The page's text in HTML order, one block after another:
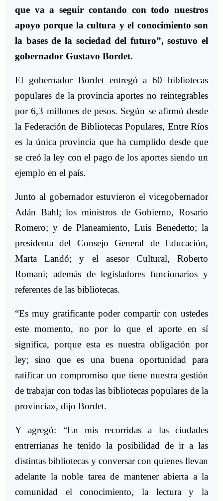
que va a seguir contando con todo nuestros
apoyo porque la cultura y el conocimiento son
la bases de la sociedad del futuro”, sostuvo el
gobernador Gustavo Bordet.
El gobernador Bordet entregó a 60 bibliotecas
populares de la provincia aportes no reintegrables
por 6,3 millones de pesos. Según se afirmó desde
la Federación de Bibliotecas Populares, Entre Ríos
es la única provincia que ha cumplido desde que
se creó la ley con el pago de los aportes siendo un
ejemplo en el país.
Junto al gobernador estuvieron el vicegobernador
Adán Bahl; los ministros de Gobierno, Rosario
Romero; y de Planeamiento, Luis Benedetto; la
presidenta del Consejo General de Educación,
Marta Landó; y el asesor Cultural, Roberto
Romani; además de legisladores funcionarios y
referentes de las bibliotecas.
“Es muy gratificante poder compartir con ustedes
este momento, no por lo que el aporte en sí
significa, porque esta es nuestra obligación por
ley; sino que es una buena oportunidad para
ratificar un compromiso que tiene nuestra gestión
de trabajar con todas las bibliotecas populares de la
provincia», dijo Bordet.
Y agregó: “En mis recorridas a las ciudades
entrerrianas he tenido la posibilidad de ir a las
distintas bibliotecas y conversar con quienes llevan
adelante la noble tarea de mantener abierta a la
comunidad el conocimiento, la lectura y la